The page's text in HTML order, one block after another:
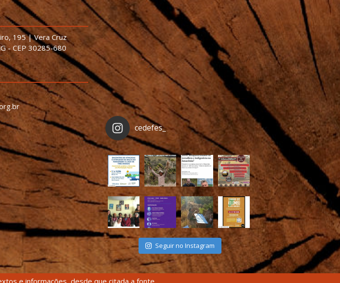
195 | Vera Cruz
- CEP 30285-680
cedefes_
Seguir no Instagram
e informações, desde que citada a fonte.